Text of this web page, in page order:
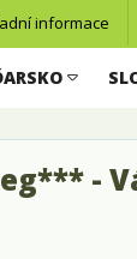
informace
-